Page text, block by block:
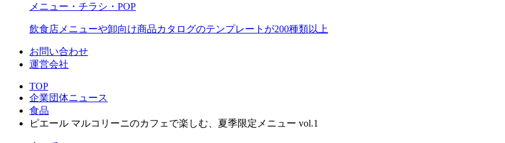
メニュー・チラシ・POP
飲食店メニューや卸向け商品カタログのテンプレートが200種類以上
お問い合わせ
運営会社
TOP
企業団体ニュース
食品
ピエール マルコリーニのカフェで楽しむ、夏季限定メニュー vol.1